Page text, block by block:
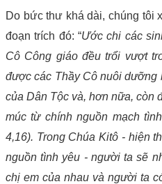
Do bức thư khá dài, chúng tôi
đoạn trích đó: “Ước chi các
Cô Công giáo đều trổi vượt
được các Thầy Cô nuôi dưỡng
của Dân Tộc và, hơn nữa, còn
múc từ chính nguồn mạch
4,16). Trong Chúa Kitô - hiện
nguồn tình yêu - người ta sẽ
chị em của nhau và người ta